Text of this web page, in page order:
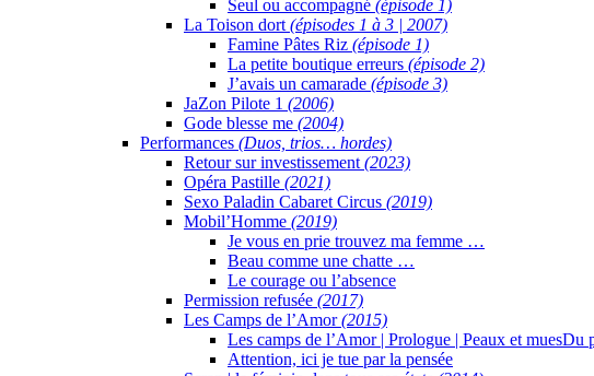
Seul ou accompagné (épisode 1)
La Toison dort (épisodes 1 à 3 | 2007)
Famine Pâtes Riz (épisode 1)
La petite boutique erreurs (épisode 2)
J’avais un camarade (épisode 3)
JaZon Pilote 1 (2006)
Gode blesse me (2004)
Performances (Duos, trios… hordes)
Retour sur investissement (2023)
Opéra Pastille (2021)
Sexo Paladin Cabaret Circus (2019)
Mobil’Homme (2019)
Je vous en prie trouvez ma femme …
Beau comme une chatte …
Le courage ou l’absence
Permission refusée (2017)
Les Camps de l’Amor(2015)
Les camps de l’Amor | Prologue | Peaux et muesDu
Attention, ici je tue par la pensée